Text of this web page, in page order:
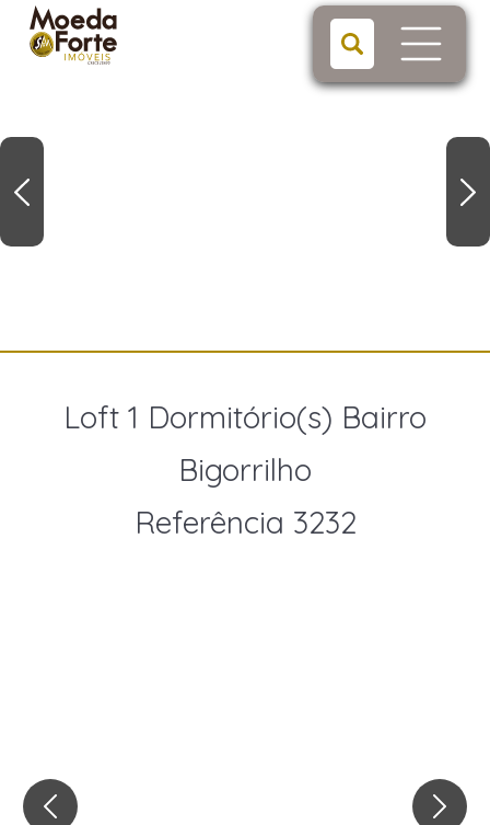
Loft 1 Dormitório(s) Bairro
Bigorrilho
Referência 3232